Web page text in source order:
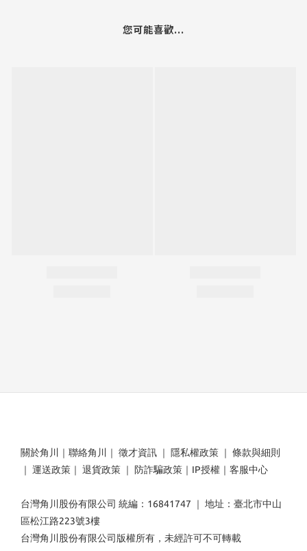
您可能喜歡...
關於角川 ｜ 聯絡角川 ｜ 徵才資訊 ｜ 隱私權政策 ｜ 條款與細則
｜ 運送政策 ｜ 退貨政策 ｜ 防詐騙政策 ｜ IP授權 ｜ 客服中心
台灣角川股份有限公司 統編：16841747 ｜ 地址：臺北市中山
區松江路223號3樓
台灣角川股份有限公司版權所有，未經許可不可轉載